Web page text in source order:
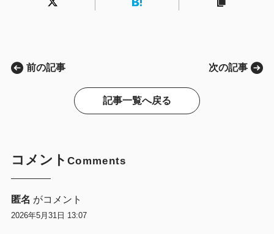
前の記事
記事一覧へ戻る
次の記事
コメント Comments
匿名 がコメント
2026年5月31日 13:07